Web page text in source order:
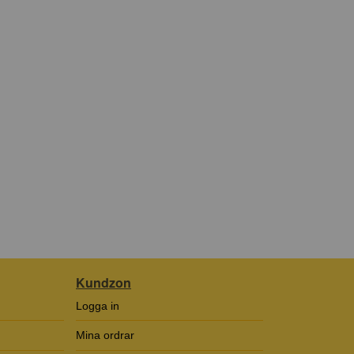
Kundzon
Logga in
Mina ordrar